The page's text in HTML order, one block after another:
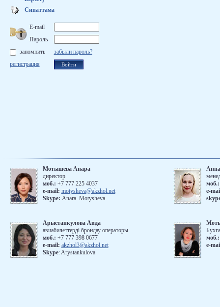
Сипаттама
E-mail
Пароль
забыли пароль?
запомнить
регистрация
Мотышева Анара
директор
моб.: +7 777 225 4037
е-mail: motysheva@akzhol.net
Skype: Anara. Motysheva
е-
Арыстанкулова Аида
авиабилеттерді брондау операторы
моб.: +7 777 398 0677
e-mail: akzhol3@akzhol.net
Skype: Arystankulova
моб.:
e-